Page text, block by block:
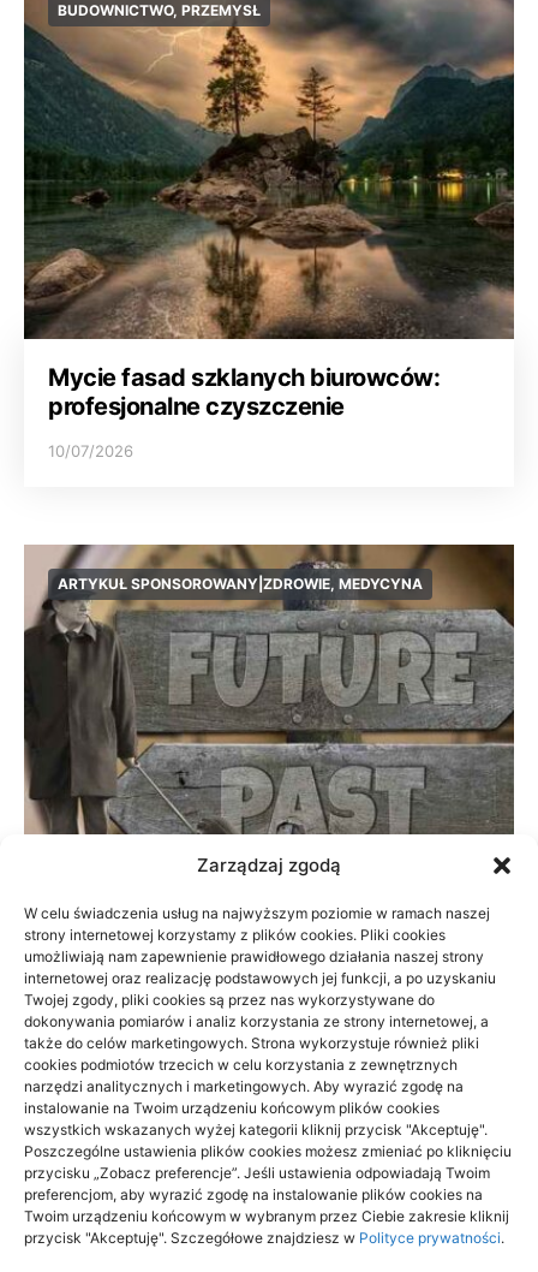
Zarządzaj zgodą
W celu świadczenia usług na najwyższym poziomie w ramach naszej
strony internetowej korzystamy z plików cookies. Pliki cookies
umożliwiają nam zapewnienie prawidłowego działania naszej strony
internetowej oraz realizację podstawowych jej funkcji, a po uzyskaniu
Twojej zgody, pliki cookies są przez nas wykorzystywane do
dokonywania pomiarów i analiz korzystania ze strony internetowej, a
także do celów marketingowych. Strona wykorzystuje również pliki
cookies podmiotów trzecich w celu korzystania z zewnętrznych
narzędzi analitycznych i marketingowych. Aby wyrazić zgodę na
instalowanie na Twoim urządzeniu końcowym plików cookies
wszystkich wskazanych wyżej kategorii kliknij przycisk "Akceptuję".
Poszczególne ustawienia plików cookies możesz zmieniać po kliknięciu
przycisku „Zobacz preferencje”. Jeśli ustawienia odpowiadają Twoim
preferencjom, aby wyrazić zgodę na instalowanie plików cookies na
Twoim urządzeniu końcowym w wybranym przez Ciebie zakresie kliknij
przycisk "Akceptuję". Szczegółowe znajdziesz w Polityce prywatności.
BUDOWNICTWO, PRZEMYSŁ
Mycie fasad szklanych biurowców:
profesjonalne czyszczenie
10/07/2026
ARTYKUŁ SPONSOROWANY|ZDROWIE, MEDYCYNA
Prywatnie czy na NFZ: fizjoterapia przy
braku czasu
23/06/2026
Archino
Archino to miejsce dla ciebie, to miejsce dla ludzi takich jak ty.